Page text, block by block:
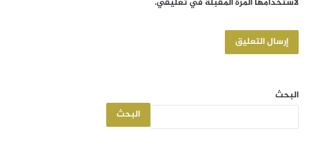
البحث
البحث